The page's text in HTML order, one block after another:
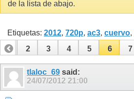
de la lista de abajo.
Etiquetas: 2012, 720p, ac3, cuervo,
1
2 3 4 5 6 7
tlaloc_69 said:
24/07/2012 21:00